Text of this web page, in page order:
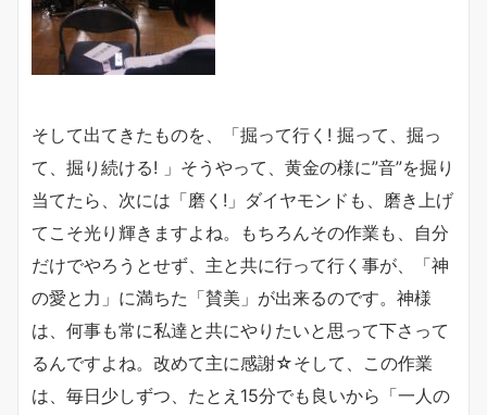
そして出てきたものを、「掘って行く! 掘って、掘っ
て、掘り続ける! 」そうやって、黄金の様に”音”を掘り
当てたら、次には「磨く!」ダイヤモンドも、磨き上げ
てこそ光り輝きますよね。もちろんその作業も、自分
だけでやろうとせず、主と共に行って行く事が、「神
の愛と力」に満ちた「賛美」が出来るのです。神様
は、何事も常に私達と共にやりたいと思って下さって
るんですよね。改めて主に感謝☆そして、この作業
は、毎日少しずつ、たとえ15分でも良いから「一人の